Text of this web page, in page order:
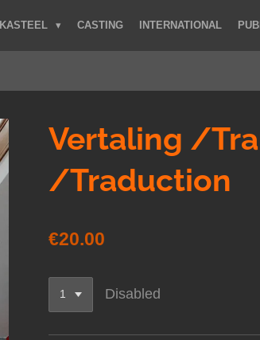
KASTEEL CASTING INTERNATIONAL
Vertaling /
/Traduction
€20.00
Disabled